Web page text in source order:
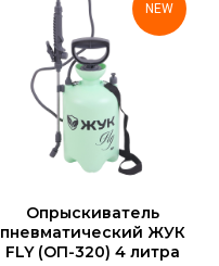
NEW
Опрыскиватель
пневматический ЖУК
FLY (ОП-320) 4 литра